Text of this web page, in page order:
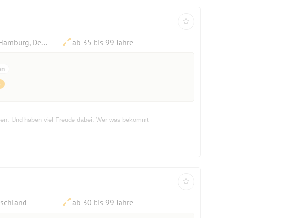
Wandsbeker Marktstraße 149/151, 22041 Hamburg, Deutschland ab 35 bis 99 Jahre
Und haben viel Freude dabei. Wer was bekommt
ab 30 bis 99 Jahre